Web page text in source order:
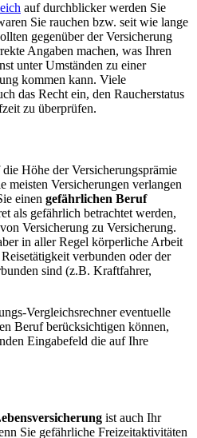
auf durchblicker werden Sie
Sie rauchen bzw. seit wie lange
gegenüber der Versicherung
Angaben machen, was Ihren
unter Umständen zu einer
kommen kann. Viele
das Recht ein, den Raucherstatus
zu überprüfen.
Höhe der Versicherungsprämie
meisten Versicherungen verlangen
einen gefährlichen Beruf
als gefährlich betrachtet werden,
Versicherung zu Versicherung.
in aller Regel körperliche Arbeit
verbunden oder der
sind (z.B. Kraftfahrer,
Vergleichsrechner eventuelle
Beruf berücksichtigen können,
Eingabefeld die auf Ihre
ist auch Ihr
Sie gefährliche Freizeitaktivitäten